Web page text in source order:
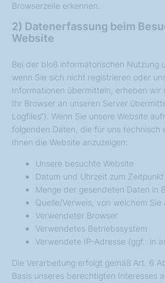
Browserzeile erkennen.
2) Datenerfassung beim
Website
Bei der bloß informatorischen Nutzung
wenn Sie sich nicht registrieren oder
Informationen übermitteln, erheben wir
Ihr Browser an unseren Server
Logfiles“). Wenn Sie unsere Website
folgenden Daten, die für uns technisch
Ihnen die Website anzuzeigen:
Unsere besuchte Website
Datum und Uhrzeit zum
Menge der gesendeten Daten in
Quelle/Verweis, von welchem
Verwendeter Browser
Verwendetes Betriebssystem
Verwendete IP-Adresse (ggf.: in
Die Verarbeitung erfolgt gemäß Art. 6
Basis unseres berechtigten Interesses